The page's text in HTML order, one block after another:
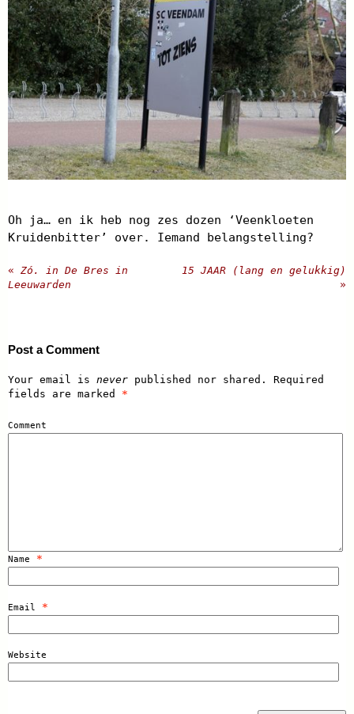
Oh ja… en ik heb nog zes dozen ‘Veenkloeten
Kruidenbitter’ over. Iemand belangstelling?
« Zó. in De Bres in
Leeuwarden
15 JAAR (lang en gelukkig)
»
Post a Comment
Your email is never published nor shared. Required
fields are marked *
Comment
Name *
Email *
Website